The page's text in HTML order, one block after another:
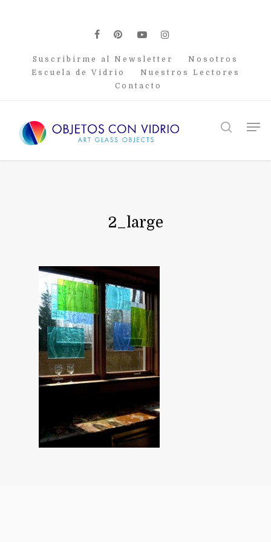
facebook
pinterest
youtubeinstagram
Suscribirme al Newsletter
Nosotros
Escuela de Vidrio
Nuestros Lectores
Contacto
search
2_large